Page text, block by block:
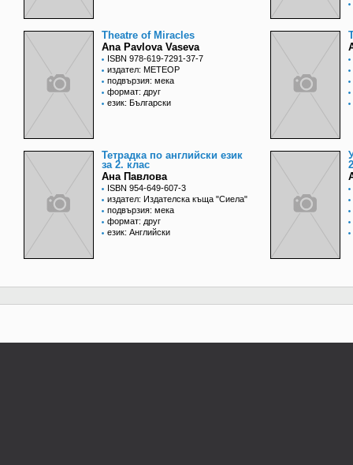
Theatre of Miracles
Ana Pavlova Vaseva
ISBN 978-619-7291-37-7
издател: МЕТЕОР
подвързия: мека
формат: друг
език: Български
Тетрадка по английски език
за 2. клас
Ана Павлова
ISBN 954-649-607-3
издател: Издателска къща "Сиела"
подвързия: мека
формат: друг
език: Английски